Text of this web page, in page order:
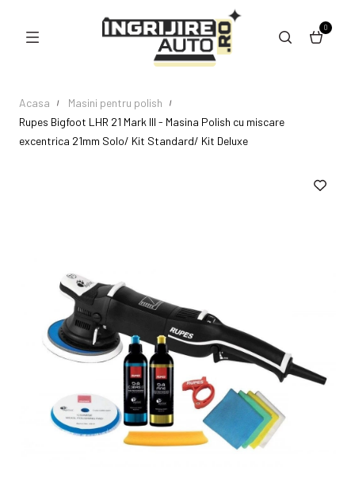
0
Acasa
Masini pentru polish
Rupes Bigfoot LHR 21 Mark III - Masina Polish cu miscare
excentrica 21mm Solo/ Kit Standard/ Kit Deluxe